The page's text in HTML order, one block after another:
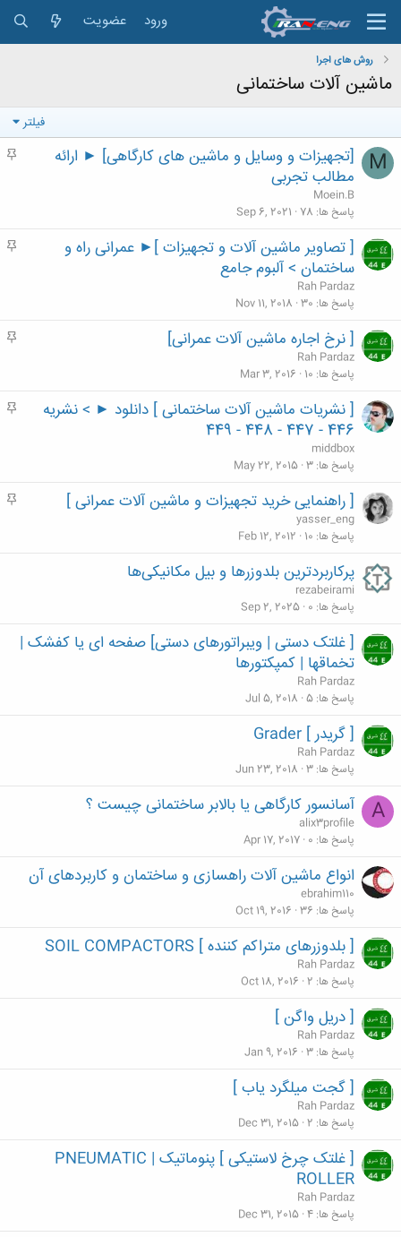
ورود عضویت
روش های اجرا
ماشین آلات ساختمانی
فیلتر
M
م
[تجهیزات و وسایل و ماشین های کارگاهی] ► ارائه
مطالب تجربی
Moein.B
پاسخ ها 78
Sep 6, 2021
م
[ تصاویر ماشین آلات و تجهیزات ]► عمرانی راه و
ساختمان > آلبوم جامع
Rah Pardaz
پاسخ ها 30
Nov 11, 2018
م
[ نرخ اجاره ماشین آلات عمرانی]
Rah Pardaz
پاسخ ها 10
Mar 3, 2016
م
[ نشریات ماشین آلات ساختمانی ] دانلود ► > نشریه
446 - 447 - 448 - 449
middbox
پاسخ ها 3
May 22, 2015
م
[ راهنمایی خرید تجهیزات و ماشین آلات عمرانی ]
yasser_eng
پاسخ ها 10
Feb 12, 2012
پرکاربردترین بلدوزرها و بیل مکانیکی‌ها
rezabeirami
پاسخ ها 0
Sep 2, 2025
[ غلتک دستی | ویبراتورهای دستی] صفحه ای یا کفشک |
تخماقها | کمپکتورها
Rah Pardaz
پاسخ ها 5
Jul 5, 2018
[ گریدر ] Grader
Rah Pardaz
پاسخ ها 3
Jun 23, 2018
A آسانسور کارگاهی یا بالابر ساختمانی چیست ؟
alix3profile
پاسخ ها 0
Apr 17, 2017
انواع ماشین آلات راهسازی و ساختمان و کاربردهای آن
ebrahim110
پاسخ ها 36
Oct 19, 2016
[ بلدوزرهای متراکم کننده ] SOIL COMPACTORS
Rah Pardaz
پاسخ ها 2
Oct 18, 2016
[ دریل واگن ]
Rah Pardaz
پاسخ ها 3
Jan 9, 2016
[ گجت میلگرد یاب ]
Rah Pardaz
پاسخ ها 2
Dec 31, 2015
[ غلتک چرخ لاستیکی ] پنوماتیک | PNEUMATIC
ROLLER
Rah Pardaz
پاسخ ها 4
Dec 31, 2015